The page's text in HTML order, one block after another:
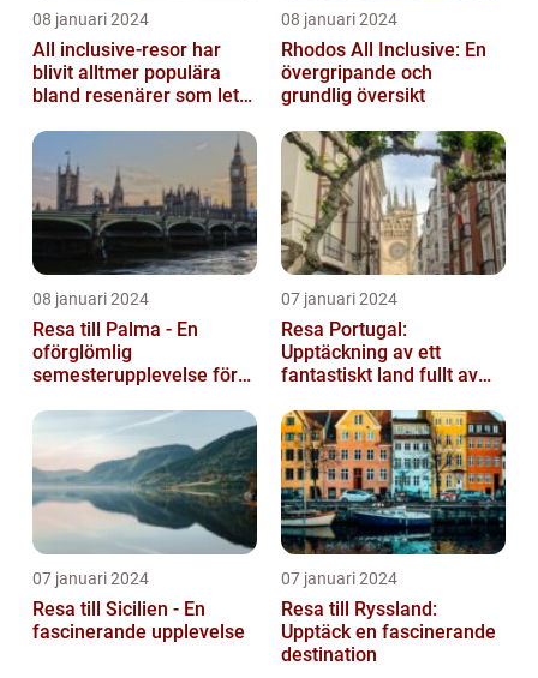
08 januari 2024
All inclusive-resor har
blivit alltmer populära
bland resenärer som letar
omtä...
08 januari 2024
Rhodos All Inclusive: En
övergripande och
grundlig översikt
08 januari 2024
Resa till Palma - En
oförglömlig
semesterupplevelse för
07 januari 2024
Resa Portugal:
Upptäckning av ett
fantastiskt land fullt av
07 januari 2024
Resa till Sicilien - En
fascinerande upplevelse
07 januari 2024
Resa till Ryssland:
Upptäck en fascinerande
destination